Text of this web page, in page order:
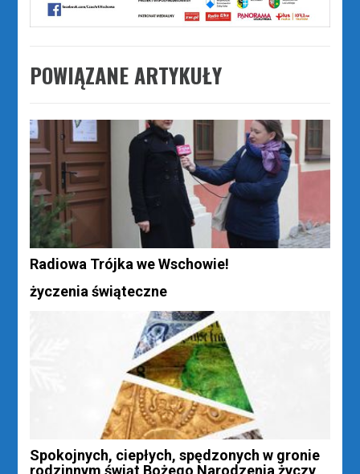
POWIĄZANE ARTYKUŁY
Radiowa Trójka we Wschowie!
życzenia świąteczne
Spokojnych, ciepłych, spędzonych w gronie